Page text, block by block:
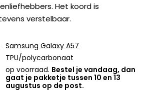
Het koord is
verstelbaar.
Samsung Galaxy A57
TPU/polycarbonaat
op voorraad. Bestel je vandaag, dan
gaat je pakketje tussen 10 en 13
augustus op de post.